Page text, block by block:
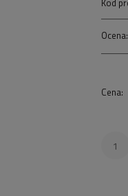
Kod
Ocena:
Cena: